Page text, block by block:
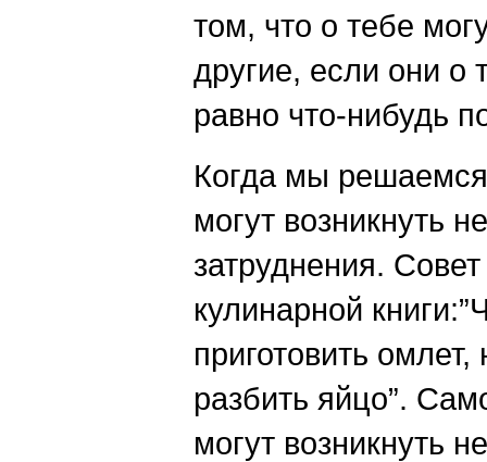
том, что о тебе
другие, если они о
равно что-нибудь
Когда мы
могут возникнуть
затруднения. Совет
кулинарной
приготовить
разбить яйцо”.
могут возникнуть